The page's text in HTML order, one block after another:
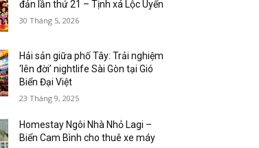
đản lần thứ 21 – Tịnh xá Lộc Uyển
30 Tháng 5, 2026
Hải sản giữa phố Tây: Trải nghiệm
‘lên đời’ nightlife Sài Gòn tại Gió
Biển Đại Việt
23 Tháng 9, 2025
Homestay Ngôi Nhà Nhỏ Lagi –
Biển Cam Bình cho thuê xe máy